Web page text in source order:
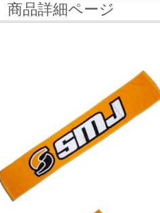
商品詳細ページ